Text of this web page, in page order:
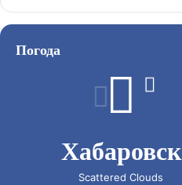
Погода
Хабаровск
Scattered Clouds